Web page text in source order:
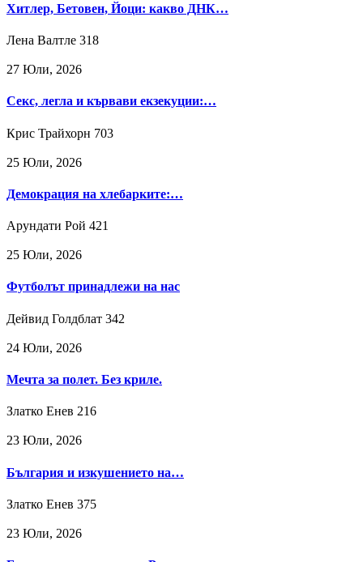
Хитлер, Бетовен, Йоци: какво ДНК…
Лена Валтле 318
27 Юли, 2026
Секс, легла и кървави екзекуции:…
Крис Трайхорн 703
25 Юли, 2026
Демокрация на хлебарките:…
Арундати Рой 421
25 Юли, 2026
Футболът принадлежи на нас
Дейвид Голдблат 342
24 Юли, 2026
Мечта за полет. Без криле.
Златко Енев 216
23 Юли, 2026
България и изкушението на…
Златко Енев 375
23 Юли, 2026